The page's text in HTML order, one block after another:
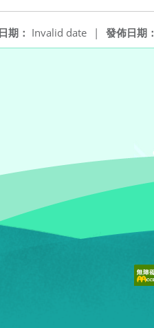
發佈日期：
期： Invalid date |